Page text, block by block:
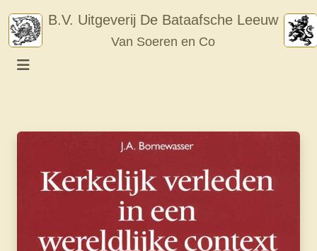
content
B.V. Uitgeverij De Bataafsche Leeuw
Van Soeren en Co